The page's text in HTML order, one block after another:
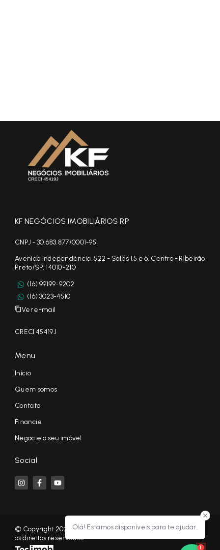
Olá! Estamos disponíveis para te ajudar.
1
KF NEGÓCIOS IMOBILIÁRIOS RP
CNPJ - 30.683.877/0001-95
Avenida Independência, 522 - Salas 1,5 e 6, Centro - Ribeirão
Preto/SP, 14010-210
(16) 99199-9202
(16) 3023-4510
Ver e-mail
CRECI 45419J
Menu
Início
Quem somos
Contato
Financie
Negocie o seu imóvel
Social
© Copyright 2026 - KF NEGÓCIOS IMOBILIÁRIOS RP - Todos
os direitos reservados